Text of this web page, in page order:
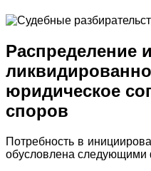
Распределение
юридическое
споров
Потребность в
обусловлена следующими